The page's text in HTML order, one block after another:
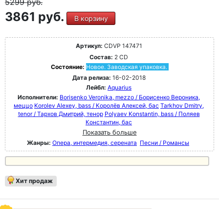
5299руб.
3861 руб. В корзину
Артикул: CDVP 147471
Состав: 2 CD
Состояние: Новое. Заводская упаковка.
Дата релиза: 16-02-2018
Лейбл: Aquarius
Исполнители: Borisenko Veronika, mezzo / Борисенко Вероника,
меццо Korolev Alexey, bass / Королёв Алексей, бас Tarkhov Dmitry,
tenor / Тархов Дмитрий, тенор Polyaev Konstantin, bass / Поляев
Константин, бас
Показать больше
Жанры: Опера, интермедия, серената Песни / Романсы
Хит продаж